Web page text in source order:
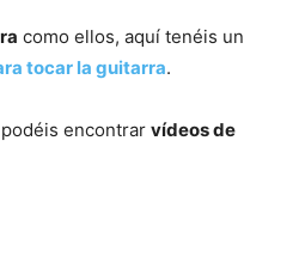
como ellos, aquí tenéis un
tocar la guitarra.
podéis encontrar vídeos de